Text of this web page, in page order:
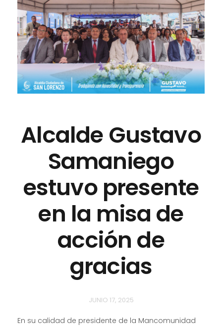
Alcalde Gustavo
Samaniego
estuvo presente
en la misa de
acción de
gracias
JUNIO 17, 2025
En su calidad de presidente de la Mancomunidad